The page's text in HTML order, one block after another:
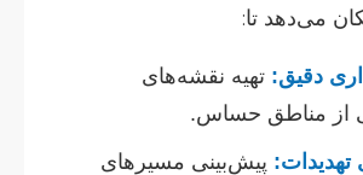
می‌دهد تا:
دقیق: تهیه نقشه‌های
از مناطق حساس.
تهدیدات: پیش‌بینی مسیرهای